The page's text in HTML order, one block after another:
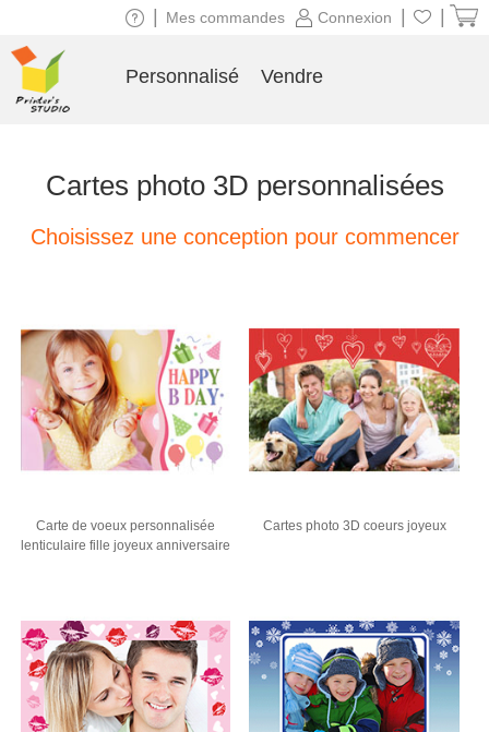
Cartes photo 3D personnalisées
Choisissez une conception pour commencer
Carte de voeux personnalisée
lenticulaire fille joyeux anniversaire
Cartes photo 3D coeurs joyeux
Connexion
Mes commandes
Personnalisé Vendre